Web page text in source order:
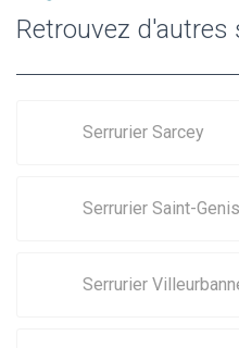
Retrouvez d'autres
Serrurier Sarcey
Serrurier Saint-
Serrurier